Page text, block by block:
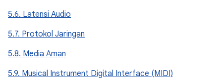
5.6. Latensi Audio
5.7. Protokol Jaringan
5.8. Media Aman
5.9. Musical Instrument Digital Interface (MIDI)